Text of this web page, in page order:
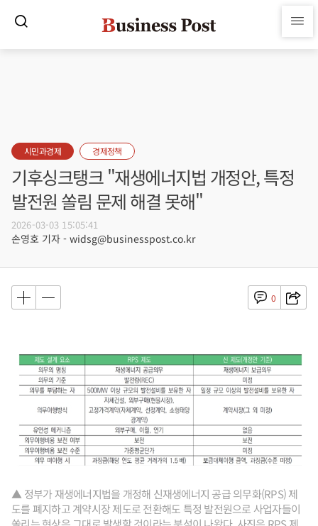
시민과경제 경제정책
기후싱크탱크 "재생에너지법 개정안, 특정
발전원 쏠림 문제 해결 못해"
2026-03-03 15:05:41
손영호 기자 - widsg@businesspost.co.kr
0
▲ 정부가 재생에너지법을 개정해 신재생에너지 공급 의무화(RPS) 제
도를 폐지하고 계약시장 제도로 전환해도 특정 발전원으로 사업자들이